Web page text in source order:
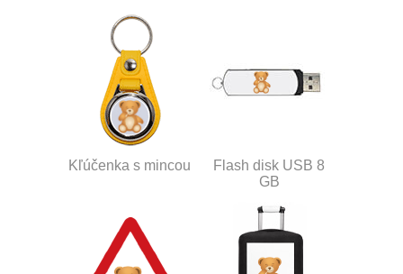
Kľúčenka s mincou
Flash disk USB 8
GB